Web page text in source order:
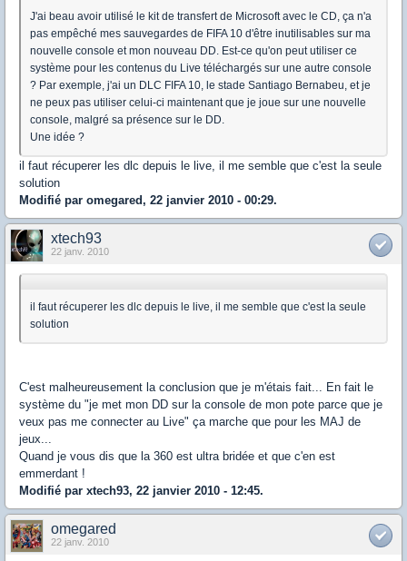
J'ai beau avoir utilisé le kit de transfert de Microsoft avec le CD, ça n'a
pas empêché mes sauvegardes de FIFA 10 d'être inutilisables sur ma
nouvelle console et mon nouveau DD. Est-ce qu'on peut utiliser ce
système pour les contenus du Live téléchargés sur une autre console
? Par exemple, j'ai un DLC FIFA 10, le stade Santiago Bernabeu, et je
ne peux pas utiliser celui-ci maintenant que je joue sur une nouvelle
console, malgré sa présence sur le DD.
Une idée ?
il faut récuperer les dlc depuis le live, il me semble que c'est la seule
solution
Modifié par omegared, 22 janvier 2010 - 00:29.
xtech93
22 janv. 2010
il faut récuperer les dlc depuis le live, il me semble que c'est la seule
solution
C'est malheureusement la conclusion que je m'étais fait... En fait le
système du "je met mon DD sur la console de mon pote parce que je
veux pas me connecter au Live" ça marche que pour les MAJ de
jeux...
Quand je vous dis que la 360 est ultra bridée et que c'en est
emmerdant !
Modifié par xtech93, 22 janvier 2010 - 12:45.
omegared
22 janv. 2010